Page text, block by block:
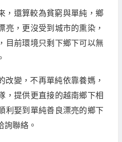
，還算較為貧窮與單純，鄉
亮，更沒受到城市的熏染，
目前環境只剩下鄉下可以無
改變，不再單純依靠養媽，
，提供更直接的越南鄉下相
利娶到單純善良漂亮的鄉下
詢聯絡。